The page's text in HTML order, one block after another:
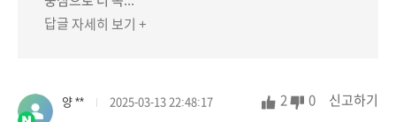
답글 자세히 보기 +
양 ** 2025-03-13 22:48:17 2 0 신고하기